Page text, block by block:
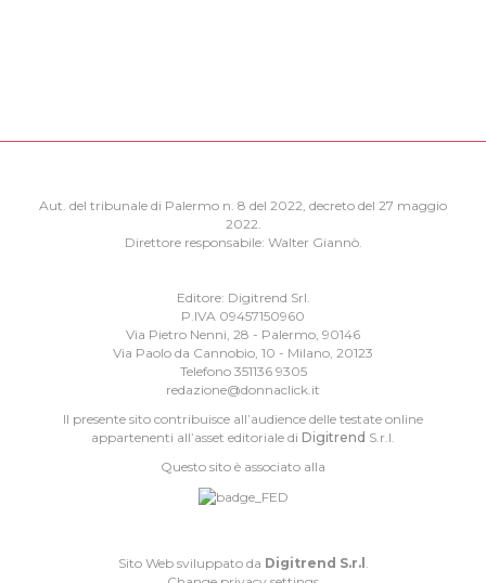
Aut. del tribunale di Palermo n. 8 del 2022, decreto del 27 maggio
2022.
Direttore responsabile: Walter Giannò.
Editore: Digitrend Srl.
P.IVA 09457150960
Via Pietro Nenni, 28 - Palermo, 90146
Via Paolo da Cannobio, 10 - Milano, 20123
Telefono 351136 9305
redazione@donnaclick.it
Il presente sito contribuisce all’audience delle testate online
appartenenti all’asset editoriale di Digitrend S.r.l.
Questo sito è associato alla
Sito Web sviluppato da Digitrend S.r.l .